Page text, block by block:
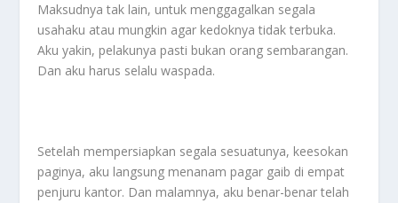
Maksudnya tak lain, untuk menggagalkan segala
usahaku atau mungkin agar kedoknya tidak terbuka.
Aku yakin, pelakunya pasti bukan orang sembarangan.
Dan aku harus selalu waspada.
Setelah mempersiapkan segala sesuatunya, keesokan
paginya, aku langsung menanam pagar gaib di empat
penjuru kantor. Dan malamnya, aku benar-benar telah